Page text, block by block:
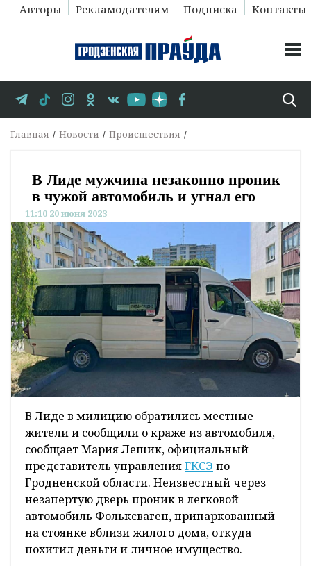
Авторы Рекламодателям Подписка Контакты
Главная Новости Происшествия
В Лиде мужчина незаконно проник
в чужой автомобиль и угнал его
11:10 20 июня 2023
В Лиде в милицию обратились местные
жители и сообщили о краже из автомобиля,
сообщает Мария Лешик, официальный
представитель управленияГКСЭ по
Гродненской области. Неизвестный через
незапертую дверь проник в легковой
автомобиль Фольксваген, припаркованный
на стоянке вблизи жилого дома, откуда
похитил деньги и личное имущество.